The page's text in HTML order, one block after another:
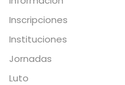
Inscripciones
Instituciones
Jornadas
Luto